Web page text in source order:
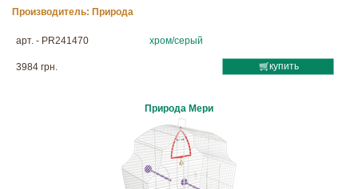
Производитель: Природа
арт. - PR241470 хром/серый
3984 грн. купить
Природа Мери